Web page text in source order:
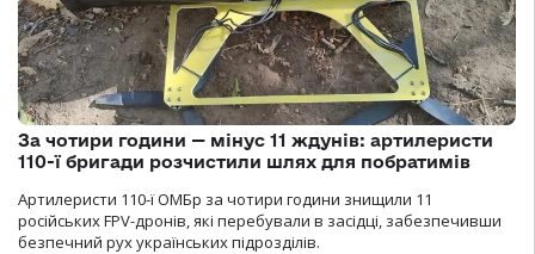
За чотири години — мінус 11 ждунів: артилеристи
110-ї бригади розчистили шлях для побратимів
Артилеристи 110-ї ОМБр за чотири години знищили 11
російських FPV-дронів, які перебували в засідці, забезпечивши
безпечний рух українських підрозділів.